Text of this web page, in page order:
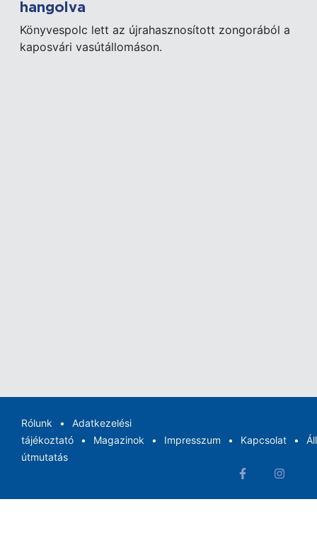
hangolva
Könyvespolc lett az újrahasznosított zongorából a
kaposvári vasútállomáson.
Rólunk
Adatkezelési
tájékoztató
Magazinok Impresszum Kapcsolat
útmutatás